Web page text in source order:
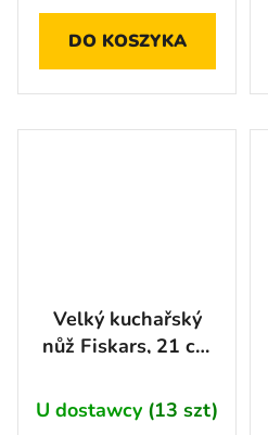
DO KOSZYKA
Velký kuchařský
nůž Fiskars, 21 cm
U dostawcy (13 szt)